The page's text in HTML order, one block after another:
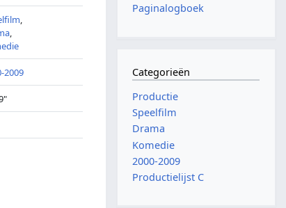
,
,
2009
Paginalogboek
Categorieën
Productie
Speelfilm
Drama
Komedie
2000-2009
Productielijst C